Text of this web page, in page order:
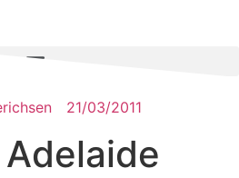
21/03/2011
Adelaide